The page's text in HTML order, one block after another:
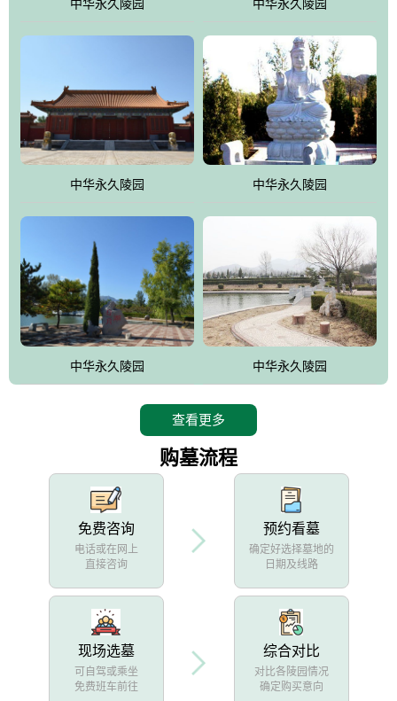
中华永久陵园 中华永久陵园
中华永久陵园 中华永久陵园
中华永久陵园 中华永久陵园
查看更多
购墓流程
免费咨询
电话或在网上
直接咨询
预约看墓
确定好选择墓地的
日期及线路
现场选墓
可自驾或乘坐
免费班车前往
综合对比
对比各陵园情况
确定购买意向